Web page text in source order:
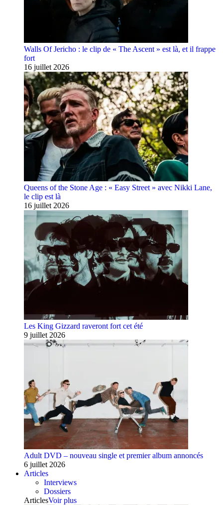
Walls Of Jericho : le clip de « The Ascent » est là, et il frappe
fort
16 juillet 2026
Queens of the Stone Age : « Easy Street » avec Nikki Lane,
le clip est là
16 juillet 2026
Les King Gizzard raveront fort cet été
9 juillet 2026
Adult DVD – nouveau single et premier album annoncés
6 juillet 2026
Articles
Interviews
Dossiers
ArticlesVoir plus